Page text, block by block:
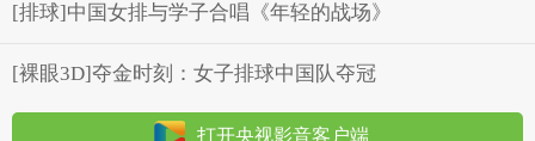
[排球]中国女排与学子合唱《年轻的战场》
[裸眼3D]夺金时刻：女子排球中国队夺冠
打开央视影音客户端